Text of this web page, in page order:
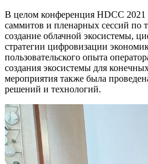
В целом конференция HDCC 2021
саммитов и пленарных сессий по
создание облачной экосистемы,
стратегии цифровизации
пользовательского опыта
создания экосистемы для
мероприятия также была
решений и технологий.